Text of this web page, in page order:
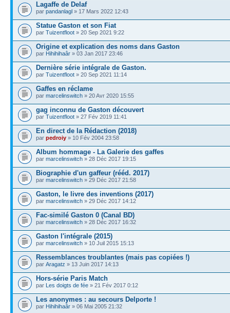
Lagaffe de Delaf
par pandanlagl » 17 Mars 2022 12:43
Statue Gaston et son Fiat
par Tuizentfloot » 20 Sep 2021 9:22
Origine et explication des noms dans Gaston
par Hihihihaâr » 03 Jan 2017 23:46
Dernière série intégrale de Gaston.
par Tuizentfloot » 20 Sep 2021 11:14
Gaffes en réclame
par marcelinswitch » 20 Avr 2020 15:55
gag inconnu de Gaston découvert
par Tuizentfloot » 27 Fév 2019 11:41
En direct de la Rédaction (2018)
par pedroiy » 10 Fév 2004 23:58
Album hommage - La Galerie des gaffes
par marcelinswitch » 28 Déc 2017 19:15
Biographie d'un gaffeur (rééd. 2017)
par marcelinswitch » 29 Déc 2017 21:58
Gaston, le livre des inventions (2017)
par marcelinswitch » 29 Déc 2017 14:12
Fac-similé Gaston 0 (Canal BD)
par marcelinswitch » 28 Déc 2017 16:32
Gaston l'intégrale (2015)
par marcelinswitch » 10 Juil 2015 15:13
Ressemblances troublantes (mais pas copiées !)
par Aragatz » 13 Juin 2017 14:13
Hors-série Paris Match
par Les doigts de fée » 21 Fév 2017 0:12
Les anonymes : au secours Delporte !
par Hihihihaâr » 06 Mai 2005 21:32